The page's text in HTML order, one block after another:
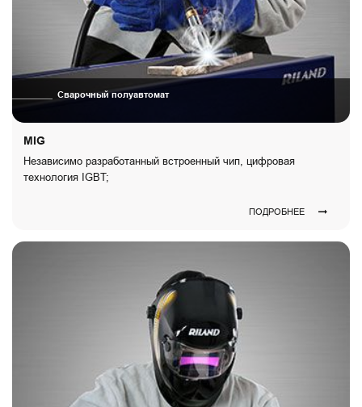
Сварочный полуавтомат
MIG
Независимо разработанный встроенный чип, цифровая
технология IGBT;
ПОДРОБНЕЕ